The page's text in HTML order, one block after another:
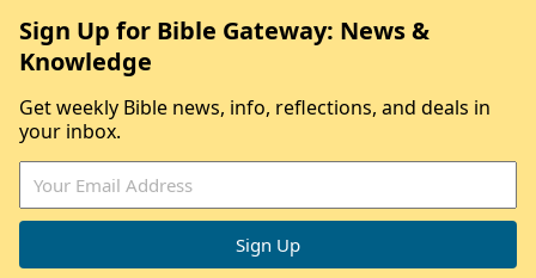
Sign Up for Bible Gateway: News &
Knowledge
Get weekly Bible news, info, reflections, and deals in
your inbox.